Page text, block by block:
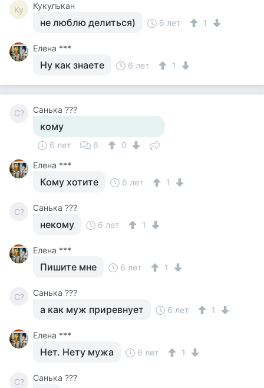
Ку Кукулькан
не люблю делиться) 6 лет 1
Елена ***
Ну как знаете 6 лет 1
С? Санька ???
кому
6 лет 6
0
Елена ***
Кому хотите 6 лет 1
С? Санька ???
некому 6 лет 1
Елена ***
Пишите мне 6 лет 1
С? Санька ???
а как муж приревнует 6 лет 1
Елена ***
Нет. Нету мужа 6 лет 1
С? Санька ???